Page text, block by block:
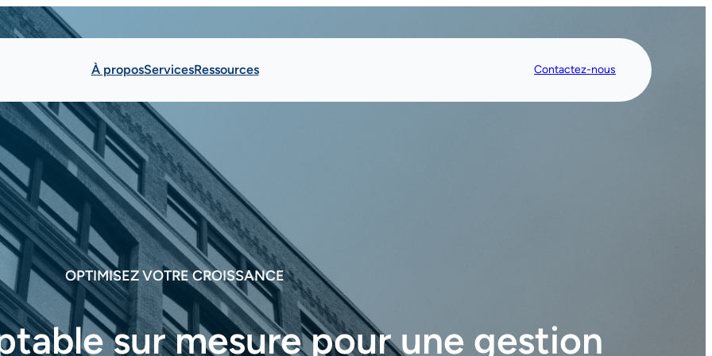
À proposServicesRessources Contactez-nous
OPTIMISEZ VOTRE CROISSANCE
sur mesure pour une gestion